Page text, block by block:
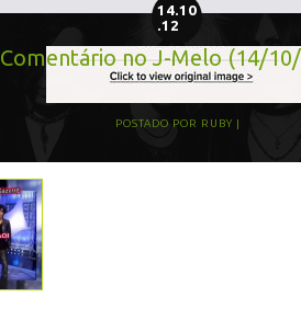
14.10
.12
Comentário no J-Melo (14/
POSTADO POR RUBY